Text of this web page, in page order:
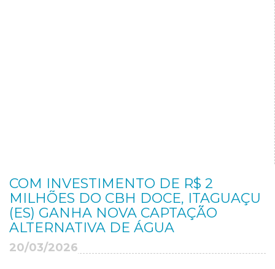
COM INVESTIMENTO DE R$ 2
MILHÕES DO CBH DOCE, ITAGUAÇU
(ES) GANHA NOVA CAPTAÇÃO
ALTERNATIVA DE ÁGUA
20/03/2026